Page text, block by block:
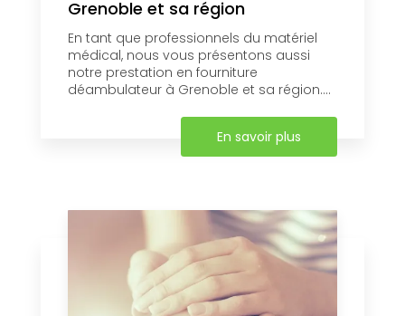
Grenoble et sa région
En tant que professionnels du matériel
médical, nous vous présentons aussi
notre prestation en fourniture
déambulateur à Grenoble et sa région....
En savoir plus